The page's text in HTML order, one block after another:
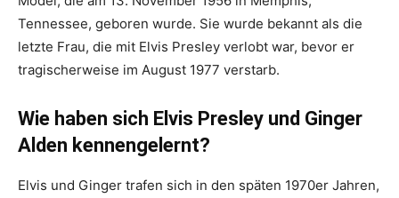
Tennessee, geboren wurde. Sie wurde bekannt als die
letzte Frau, die mit Elvis Presley verlobt war, bevor er
tragischerweise im August 1977 verstarb.
Wie haben sich Elvis Presley und Ginger
Alden kennengelernt?
Elvis und Ginger trafen sich in den späten 1970er Jahren,